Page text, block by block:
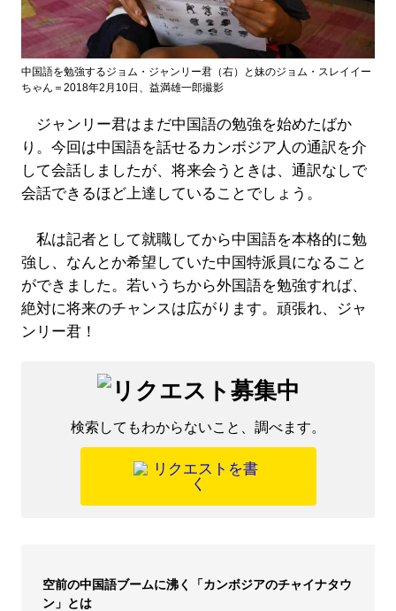
中国語を勉強するジョム・ジャンリー君（右）と妹のジョム・スレイイー
ちゃん＝2018年2月10日、益満雄一郎撮影
ジャンリー君はまだ中国語の勉強を始めたばか
り。今回は中国語を話せるカンボジア人の通訳を介
して会話しましたが、将来会うときは、通訳なしで
会話できるほど上達していることでしょう。
私は記者として就職してから中国語を本格的に勉
強し、なんとか希望していた中国特派員になること
ができました。若いうちから外国語を勉強すれば、
絶対に将来のチャンスは広がります。頑張れ、ジャ
ンリー君！
検索してもわからないこと、調べます。
空前の中国語ブームに沸く「カンボジアのチャイナタウ
ン」とは